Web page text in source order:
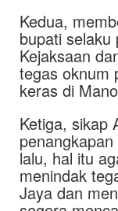
Kedua,
bupati selaku
Kejaksaan
tegas oknum
keras di
Ketiga, sikap
lalu, hal itu
menindak
Jaya dan